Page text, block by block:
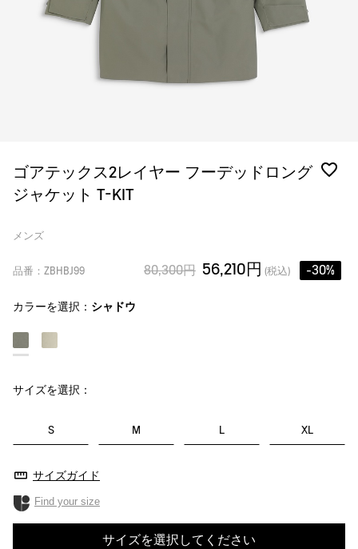
ゴアテックス2レイヤー フーデッドロング
ジャケット T-KIT
メンズ
品番：ZBHBJ99 80,300円 56,210円 (税込) -30%
カラーを選択： シャドウ
サイズを選択：
S M L XL
サイズガイド
Find your size
サイズを選択してください